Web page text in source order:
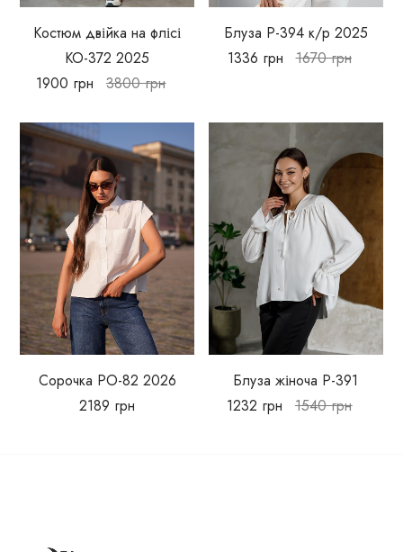
Костюм двійка на флісі
КО-372 2025
1900 грн 3800грн
Блуза Р-394 к/р 2025
1336 грн 1670грн
Сорочка РО-82 2026
2189 грн
Блуза жіноча Р-391
1232 грн 1540грн